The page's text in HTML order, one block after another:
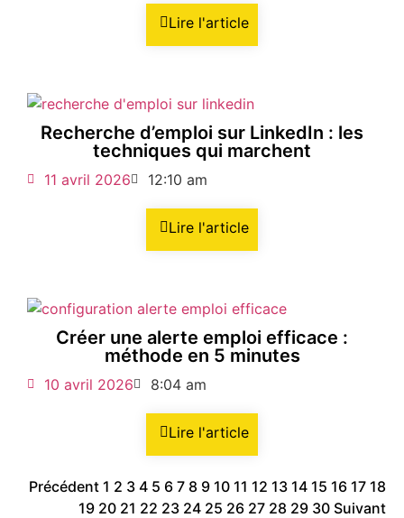
Lire l'article
Recherche d’emploi sur LinkedIn : les
techniques qui marchent
11 avril 2026 12:10 am
Lire l'article
Créer une alerte emploi efficace :
méthode en 5 minutes
10 avril 2026 8:04 am
Lire l'article
Précédent 1 2 3 4 5 6 7 8 9 10 11 12 13 14 15 16 17 18
19 20 21 22 23 24 25 26 27 28 29 30 Suivant